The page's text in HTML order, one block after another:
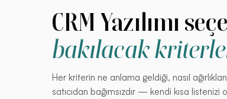
CRM Yazılımı
bakılacak
Her kriterin ne anlama geldiği, nasıl
satıcıdan bağımsızdır — kendi kısa